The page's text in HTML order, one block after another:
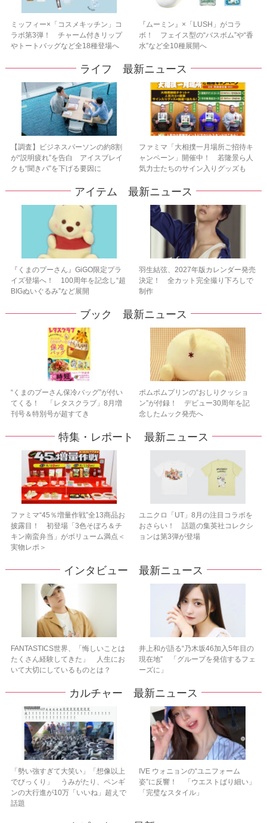
ミッフィー×「コスメキッチン」コ
ラボ第3弾！ チャーム付きリップ
やトートバッグなど全18種登場へ
『ムーミン』×「LUSH」がコラ
ボ！ フェイス型の“バスボム”や“香
水”など全10種展開へ
ライフ 最新ニュース
【調査】ビジネスパーソンの約8割
が“説明疲れ”を告白 アイスブレイ
クも“聞きパ”を下げる要因に
ファミマ「大相撲一月場所ご招待キ
ャンペーン」開催中！ 若隆景ら人
気力士たちのサイン入りグッズも
アイテム 最新ニュース
『くまのプーさん』GiGO限定プラ
イズ登場へ！ 100周年を記念し“超
BIGぬいぐるみ”など展開
羽生結弦、2027年版カレンダー発売
決定！ 全カット完全撮り下ろしで
制作
ブック 最新ニュース
“くまのプーさん保冷バッグ”が付い
てくる！ 「レタスクラブ」8月増
刊号＆特別号が超すてき
ポムポムプリンの“おしりクッショ
ン”が付録！ デビュー30周年を記
念したムック発売へ
特集・レポート 最新ニュース
ファミマ“45％増量作戦”全13商品お
披露目！ 初登場「3色そぼろ＆チ
キン南蛮弁当」がボリューム満点＜
実物レポ＞
ユニクロ「UT」8月の注目コラボを
おさらい！ 話題の集英社コレクシ
ョンは第3弾が登場
インタビュー 最新ニュース
FANTASTICS世界、「悔しいことは
たくさん経験してきた」 人生にお
いて大切にしているものとは？
井上和が語る“乃木坂46加入5年目の
現在地” 「グループを発信するフェ
ーズに」
カルチャー 最新ニュース
「勢い強すぎて大笑い」「想像以上
でびっくり」 うみがたり、ペンギ
ンの大行進が10万「いいね」超えで
話題
IVE ウォニョンの“ユニフォーム
姿”に反響！ 「ウエストばり細い」
「完璧なスタイル」